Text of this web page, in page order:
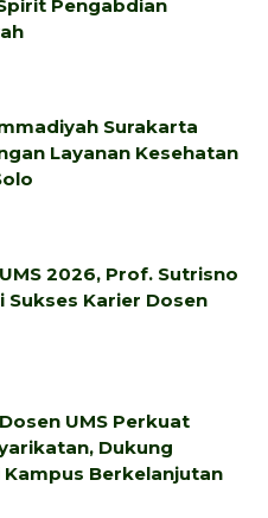
Pengabdian
Surakarta
Layanan Kesehatan
2026, Prof. Sutrisno
Sukses Karier Dosen
UMS Perkuat
Dukung
Berkelanjutan